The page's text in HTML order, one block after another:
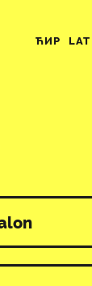
ЋИР LAT